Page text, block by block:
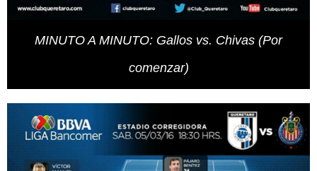
MINUTO A MINUTO: Gallos vs. Chivas (Por
comenzar)